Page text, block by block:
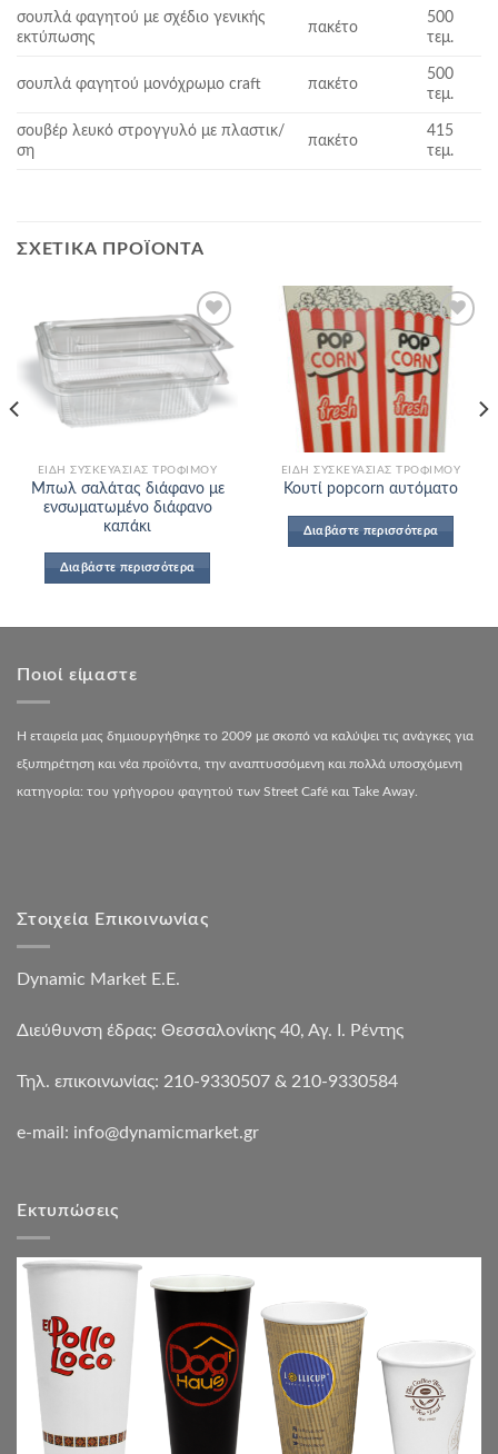
σουπλά φαγητού με σχέδιο γενικής
εκτύπωσης
πακέτο
500
τεμ.
σουπλά φαγητού μονόχρωμο craft πακέτο
500
τεμ.
σουβέρ λευκό στρογγυλό με πλαστικ/
ση
πακέτο
415
τεμ.
ΣΧΕΤΙΚΆ ΠΡΟΪΌΝΤΑ
Add to
Wishlist
ΕΊΔΗ ΣΥΣΚΕΥΑΣΊΑΣ ΤΡΟΦΊΜΟΥ
Μπωλ σαλάτας διάφανο με
ενσωματωμένο διάφανο
καπάκι
Διαβάστε περισσότερα
Add to
Wishlist
ΕΊΔΗ ΣΥΣΚΕΥΑΣΊΑΣ ΤΡΟΦΊΜΟΥ
Κουτί popcorn αυτόματο
Διαβάστε περισσότερα
Ποιοί είμαστε
Η εταιρεία μας δημιουργήθηκε το 2009 με σκοπό να καλύψει τις ανάγκες για
εξυπηρέτηση και νέα προϊόντα, την αναπτυσσόμενη και πολλά υποσχόμενη
κατηγορία: του γρήγορου φαγητού των Street Café και Take Away.
Στοιχεία Επικοινωνίας
Dynamic Market Ε.Ε.
Διεύθυνση έδρας: Θεσσαλονίκης 40, Αγ. Ι. Ρέντης
Τηλ. επικοινωνίας: 210-9330507 & 210-9330584
e-mail: info@dynamicmarket.gr
Εκτυπώσεις